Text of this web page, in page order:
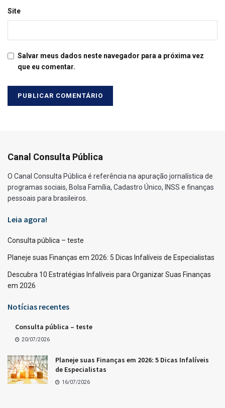
Site
Salvar meus dados neste navegador para a próxima vez
que eu comentar.
Canal Consulta Pública
O Canal Consulta Pública é referência na apuração jornalística de
programas sociais, Bolsa Família, Cadastro Único, INSS e finanças
pessoais para brasileiros.
Leia agora!
Consulta pública – teste
Planeje suas Finanças em 2026: 5 Dicas Infalíveis de Especialistas
Descubra 10 Estratégias Infalíveis para Organizar Suas Finanças
em 2026
Notícias recentes
Consulta pública – teste
20/07/2026
Planeje suas Finanças em 2026: 5 Dicas Infalíveis
de Especialistas
16/07/2026